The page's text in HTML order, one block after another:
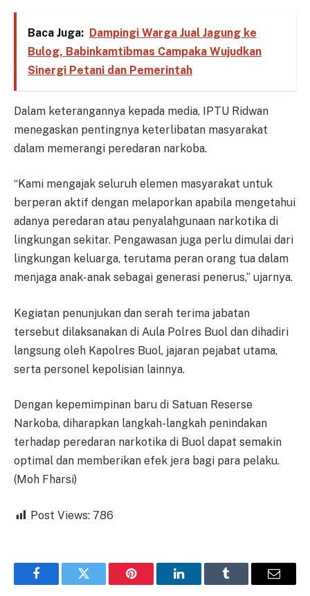
Baca Juga: Dampingi Warga Jual Jagung ke
Bulog, Babinkamtibmas Campaka Wujudkan
Sinergi Petani dan Pemerintah
Dalam keterangannya kepada media, IPTU Ridwan
menegaskan pentingnya keterlibatan masyarakat
dalam memerangi peredaran narkoba.
“Kami mengajak seluruh elemen masyarakat untuk
berperan aktif dengan melaporkan apabila mengetahui
adanya peredaran atau penyalahgunaan narkotika di
lingkungan sekitar. Pengawasan juga perlu dimulai dari
lingkungan keluarga, terutama peran orang tua dalam
menjaga anak-anak sebagai generasi penerus,” ujarnya.
Kegiatan penunjukan dan serah terima jabatan
tersebut dilaksanakan di Aula Polres Buol dan dihadiri
langsung oleh Kapolres Buol, jajaran pejabat utama,
serta personel kepolisian lainnya.
Dengan kepemimpinan baru di Satuan Reserse
Narkoba, diharapkan langkah-langkah penindakan
terhadap peredaran narkotika di Buol dapat semakin
optimal dan memberikan efek jera bagi para pelaku.
(Moh Fharsi)
Post Views: 786
FacebookTwitter Pinterest LinkedInTumblr Email